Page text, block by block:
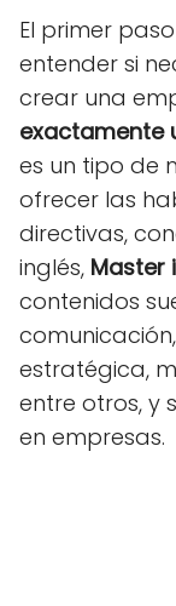
El primer
entender si
crear una
exactamente
es un tipo de
ofrecer las
directivas,
inglés, Master
contenidos
estratégica,
entre otros, y
en empresas.